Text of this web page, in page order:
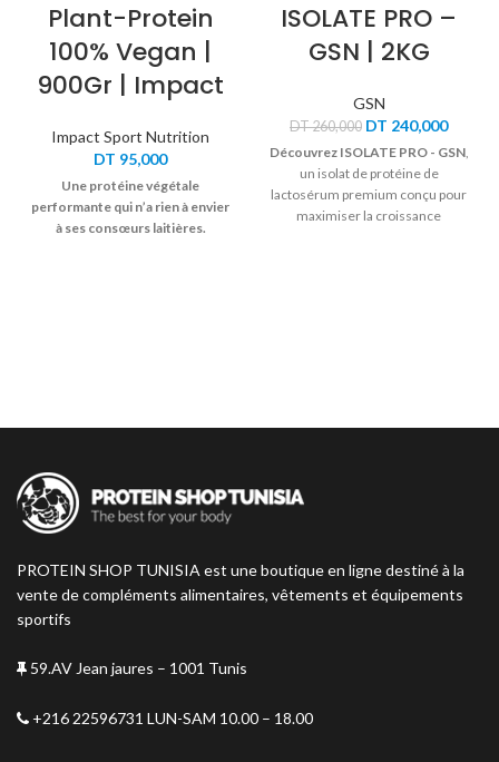
Plant-Protein
100% Vegan |
900Gr | Impact
Impact Sport Nutrition
DT 95,000
Une protéine végétale
performante qui n’a rien à envier
à ses consœurs laitières.
ISOLATE PRO –
GSN | 2KG
GSN
DT260,000 Le
prix
initial
était :
DT 260,000.
DT 240,000Le
prix
actuel
DT
Découvrez ISOLATE PRO - GSN,
un isolat de protéine de
lactosérum premium conçu pour
maximiser la croissance
PROTEIN SHOP TUNISIA est une boutique en ligne destiné à la
vente de compléments alimentaires, vêtements et équipements
sportifs
59.AV Jean jaures – 1001 Tunis
+216 22596731 LUN-SAM 10.00 – 18.00